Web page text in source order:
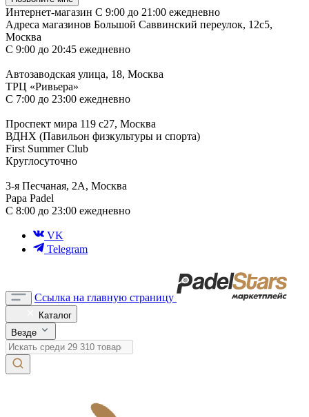
Интернет-магазин С 9:00 до 21:00 ежедневно
Адреса магазинов Большой Саввинский переулок, 12с5,
Москва
С 9:00 до 20:45 ежедневно
Автозаводская улица, 18, Москва
ТРЦ «Ривьера»
С 7:00 до 23:00 ежедневно
Проспект мира 119 с27, Москва
ВДНХ (Павильон физкультуры и спорта)
First Summer Club
Круглосуточно
3-я Песчаная, 2А, Москва
Papa Padel
С 8:00 до 23:00 ежедневно
VK
Telegram
Ссылка на главную страницу
Каталог
Везде